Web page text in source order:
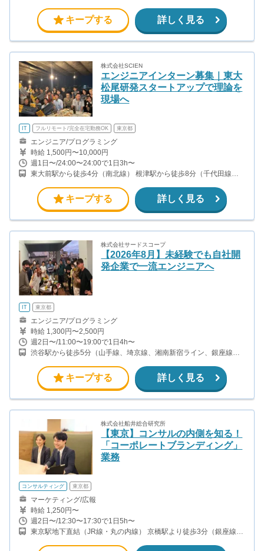
線「表参道」駅（A4出口） 徒歩15分
キープする 詳しく見る
株式会社SCIEN
エンジニアインターン募集｜東大
松尾研発スタートアップで理論を
現場へ
IT フルリモート/完全在宅勤務OK 東京都
エンジニア/プログラミング
時給 1,500円〜10,000円
週1日〜/24:00〜24:00で1日3h〜
東大前駅から徒歩4分（南北線） 根津駅から徒歩8分（千代田線）
段： ・自転車（近くに駐輪場あり）
キープする 詳しく見る
株式会社サードスコープ
【2026年8月】未経験でも自社開
発企業で一流エンジニアへ
IT 東京都
エンジニア/プログラミング
時給 1,300円〜2,500円
週2日〜/11:00〜19:00で1日4h〜
渋谷駅から徒歩5分（山手線、埼京線、湘南新宿ライン、銀座線、
キープする 詳しく見る
株式会社船井総合研究所
【東京】コンサルの内側を知る！
「コーポレートブランディング」
業務
コンサルティング 東京都
マーケティング/広報
時給 1,250円〜
週2日〜/12:30〜17:30で1日5h〜
東京駅地下直結（JR線・丸の内線） 京橋駅より徒歩3分（銀座線）